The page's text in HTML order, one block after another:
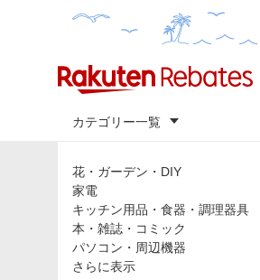
カテゴリー一覧
カテゴリ
花・ガーデン・DIY
家電
キッチン用品・食器・調理器具
本・雑誌・コミック
パソコン・周辺機器
さらに表示